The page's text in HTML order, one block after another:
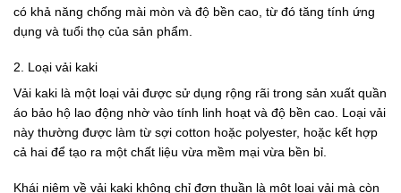
có khả năng chống mài mòn và độ bền cao, từ đó tăng tính ứng
dụng và tuổi thọ của sản phẩm.
2.
Loại vải kaki
Vải kaki là một loại vải được sử dụng rộng rãi trong sản xuất quần
áo bảo hộ lao động nhờ vào tính linh hoạt và độ bền cao. Loại vải
này thường được làm từ sợi cotton hoặc polyester, hoặc kết hợp
cả hai để tạo ra một chất liệu vừa mềm mại vừa bền bỉ.
Khái niệm về vải kaki không chỉ đơn thuần là một loại vải mà còn